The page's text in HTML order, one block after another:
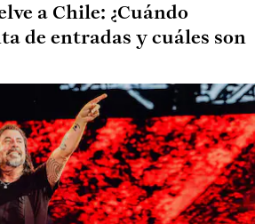
a Chile: ¿Cuándo
de entradas y cuáles son